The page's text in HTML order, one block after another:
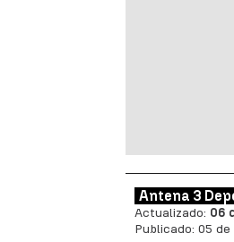
Antena 3
Actualizado: 06
Publicado: 05 de